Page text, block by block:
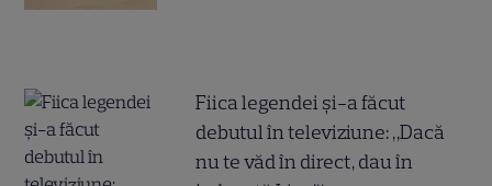
Fiica legendei și-a făcut
debutul în televiziune: „Dacă
nu te văd în direct, dau în